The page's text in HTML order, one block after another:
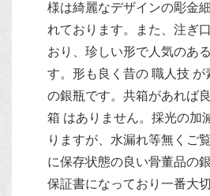
様は綺麗なデザインの彫金
れております。また、注ぎ
おり、珍しい形で人気のあ
す。形も良く昔の 職人技 が
の銀瓶です。共箱があれば
箱 はありません。採光の加
りますが、水漏れ等無くご
に保存状態の良い骨董品の
保証書になっており一番大